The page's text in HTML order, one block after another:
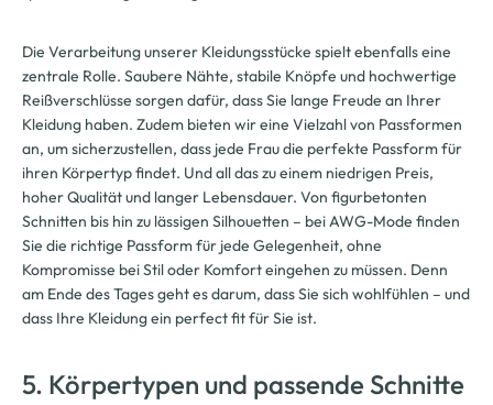
Die Verarbeitung unserer Kleidungsstücke spielt ebenfalls eine
zentrale Rolle. Saubere Nähte, stabile Knöpfe und hochwertige
Reißverschlüsse sorgen dafür, dass Sie lange Freude an Ihrer
Kleidung haben. Zudem bieten wir eine Vielzahl von Passformen
an, um sicherzustellen, dass jede Frau die perfekte Passform für
ihren Körpertyp findet. Und all das zu einem niedrigen Preis,
hoher Qualität und langer Lebensdauer. Von figurbetonten
Schnitten bis hin zu lässigen Silhouetten – bei AWG-Mode finden
Sie die richtige Passform für jede Gelegenheit, ohne
Kompromisse bei Stil oder Komfort eingehen zu müssen. Denn
am Ende des Tages geht es darum, dass Sie sich wohlfühlen – und
dass Ihre Kleidung ein perfect fit für Sie ist.
5. Körpertypen und passende Schnitte